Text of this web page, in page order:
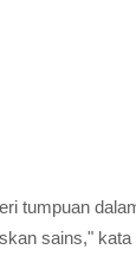
tumpuan
sains,"